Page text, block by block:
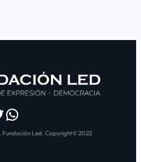
WhatsApp
Fundación Led. Copyright© 2022